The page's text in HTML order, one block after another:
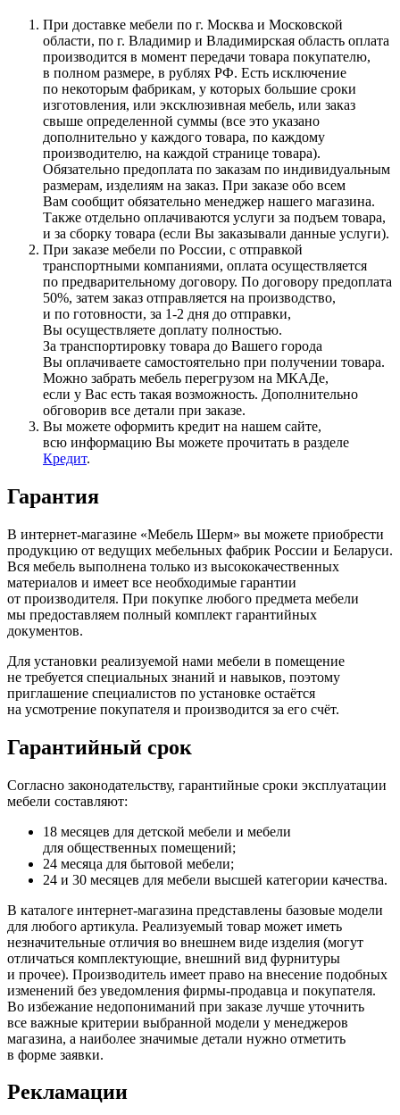
При доставке мебели по г. Москва и Московской
области, по г. Владимир и Владимирская область оплата
производится в момент передачи товара покупателю,
в полном размере, в рублях РФ. Есть исключение
по некоторым фабрикам, у которых большие сроки
изготовления, или эксклюзивная мебель, или заказ
свыше определенной суммы (все это указано
дополнительно у каждого товара, по каждому
производителю, на каждой странице товара).
Обязательно предоплата по заказам по индивидуальным
размерам, изделиям на заказ. При заказе обо всем
Вам сообщит обязательно менеджер нашего магазина.
Также отдельно оплачиваются услуги за подъем товара,
и за сборку товара (если Вы заказывали данные услуги).
При заказе мебели по России, с отправкой
транспортными компаниями, оплата осуществляется
по предварительному договору. По договору предоплата
50%, затем заказ отправляется на производство,
и по готовности, за 1-2 дня до отправки,
Вы осуществляете доплату полностью.
За транспортировку товара до Вашего города
Вы оплачиваете самостоятельно при получении товара.
Можно забрать мебель перегрузом на МКАДе,
если у Вас есть такая возможность. Дополнительно
обговорив все детали при заказе.
Вы можете оформить кредит на нашем сайте,
всю информацию Вы можете прочитать в разделе
Кредит.
Гарантия
В интернет-магазине «Мебель Шерм» вы можете приобрести
продукцию от ведущих мебельных фабрик России и Беларуси.
Вся мебель выполнена только из высококачественных
материалов и имеет все необходимые гарантии
от производителя. При покупке любого предмета мебели
мы предоставляем полный комплект гарантийных
документов.
Для установки реализуемой нами мебели в помещение
не требуется специальных знаний и навыков, поэтому
приглашение специалистов по установке остаётся
на усмотрение покупателя и производится за его счёт.
Гарантийный срок
Согласно законодательству, гарантийные сроки эксплуатации
мебели составляют:
18 месяцев для детской мебели и мебели
для общественных помещений;
24 месяца для бытовой мебели;
24 и 30 месяцев для мебели высшей категории качества.
В каталоге интернет-магазина представлены базовые модели
для любого артикула. Реализуемый товар может иметь
незначительные отличия во внешнем виде изделия (могут
отличаться комплектующие, внешний вид фурнитуры
и прочее). Производитель имеет право на внесение подобных
изменений без уведомления фирмы-продавца и покупателя.
Во избежание недопониманий при заказе лучше уточнить
все важные критерии выбранной модели у менеджеров
магазина, а наиболее значимые детали нужно отметить
в форме заявки.
Рекламации